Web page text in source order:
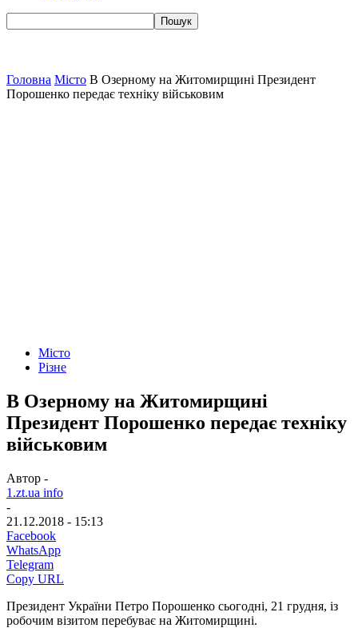
Головна Місто В Озерному на Житомирщині Президент
Порошенко передає техніку військовим
Місто
Різне
В Озерному на Житомирщині
Президент Порошенко передає техніку
військовим
Автор -
1.zt.ua info
-
21.12.2018 - 15:13
Facebook
WhatsApp
Telegram
Copy URL
Президент України Петро Порошенко сьогодні, 21 грудня, із
робочим візитом перебуває на Житомирщині.